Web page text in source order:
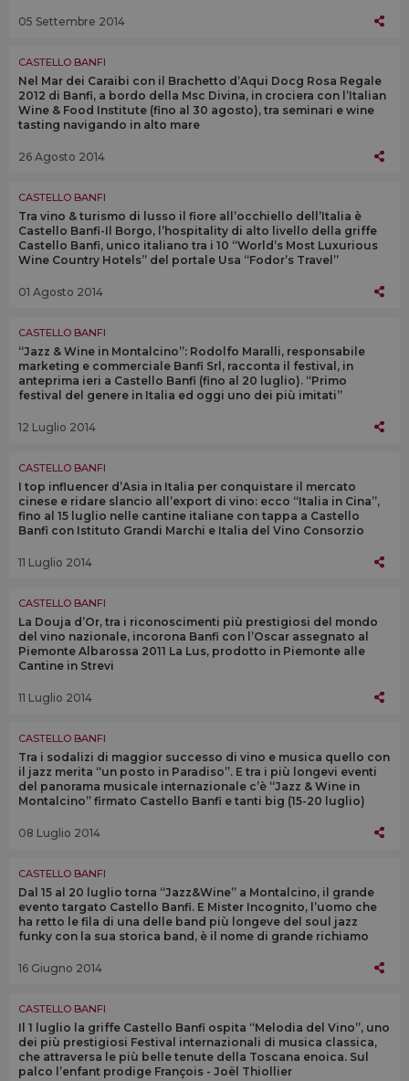
05 Settembre 2014
CASTELLO BANFI
Nel Mar dei Caraibi con il Brachetto d’Aqui Docg Rosa Regale
2012 di Banfi, a bordo della Msc Divina, in crociera con l’Italian
Wine & Food Institute (fino al 30 agosto), tra seminari e wine
tasting navigando in alto mare
26 Agosto 2014
CASTELLO BANFI
Tra vino & turismo di lusso il fiore all’occhiello dell’Italia è
Castello Banfi-Il Borgo, l’hospitality di alto livello della griffe
Castello Banfi, unico italiano tra i 10 “World’s Most Luxurious
Wine Country Hotels” del portale Usa “Fodor’s Travel”
01 Agosto 2014
CASTELLO BANFI
“Jazz & Wine in Montalcino”: Rodolfo Maralli, responsabile
marketing e commerciale Banfi Srl, racconta il festival, in
anteprima ieri a Castello Banfi (fino al 20 luglio). “Primo
festival del genere in Italia ed oggi uno dei più imitati”
12 Luglio 2014
CASTELLO BANFI
I top influencer d’Asia in Italia per conquistare il mercato
cinese e ridare slancio all’export di vino: ecco “Italia in Cina”,
fino al 15 luglio nelle cantine italiane con tappa a Castello
Banfi con Istituto Grandi Marchi e Italia del Vino Consorzio
11 Luglio 2014
CASTELLO BANFI
La Douja d’Or, tra i riconoscimenti più prestigiosi del mondo
del vino nazionale, incorona Banfi con l’Oscar assegnato al
Piemonte Albarossa 2011 La Lus, prodotto in Piemonte alle
Cantine in Strevi
11 Luglio 2014
CASTELLO BANFI
Tra i sodalizi di maggior successo di vino e musica quello con
il jazz merita “un posto in Paradiso”. E tra i più longevi eventi
del panorama musicale internazionale c’è “Jazz & Wine in
Montalcino” firmato Castello Banfi e tanti big (15-20 luglio)
08 Luglio 2014
CASTELLO BANFI
Dal 15 al 20 luglio torna “Jazz&Wine” a Montalcino, il grande
evento targato Castello Banfi. E Mister Incognito, l’uomo che
ha retto le fila di una delle band più longeve del soul jazz
funky con la sua storica band, è il nome di grande richiamo
16 Giugno 2014
CASTELLO BANFI
Il 1 luglio la griffe Castello Banfi ospita “Melodia del Vino”, uno
dei più prestigiosi Festival internazionali di musica classica,
che attraversa le più belle tenute della Toscana enoica. Sul
palco l’enfant prodige François - Joël Thiollier